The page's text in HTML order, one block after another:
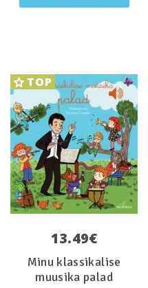
TOP
13.49€
Minu klassikalise
muusika palad